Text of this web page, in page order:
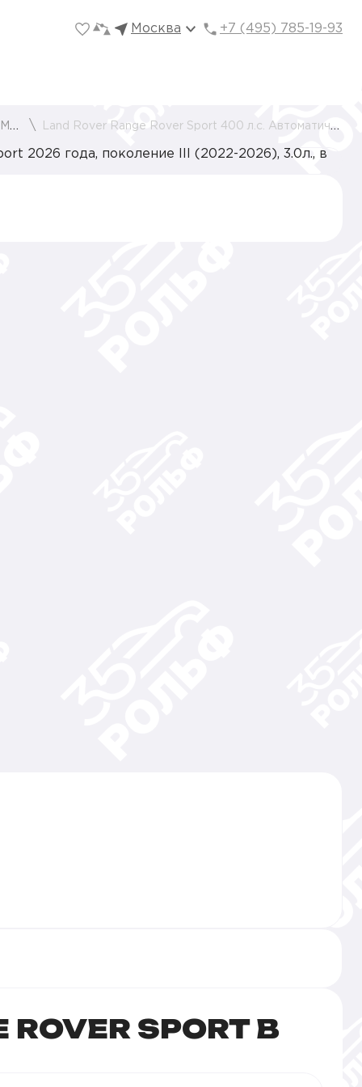
Москва +7 (495) 785-19-93
Land Rover Range Rover Sport 400 л.с. Автоматическая
SPORT В